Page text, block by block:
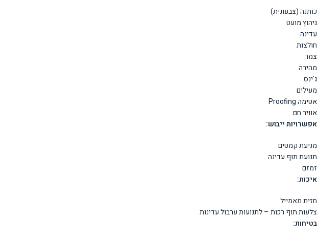
כותנה (צבעונית)
גיהוץ מועט
עדינה
חולצות
צמר
מהירה
ג'ינס
מעילים
אטימה Proofing
אוויר חם
אפשרויות ייבוש:
מניעת קמטים
תנועת תוף עדינה
זמזם
איכות:
חזית מאמייל
צלעות תוף רכות – לתנועות ערבול עדינות
בטיחות: